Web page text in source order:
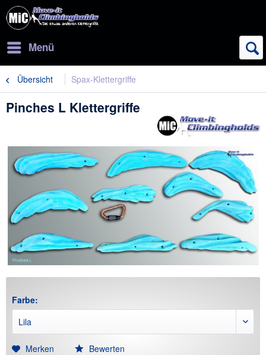
Menü
Übersicht Spax-Klettergriffe
Pinches L Klettergriffe
Farbe:
Merken Bewerten